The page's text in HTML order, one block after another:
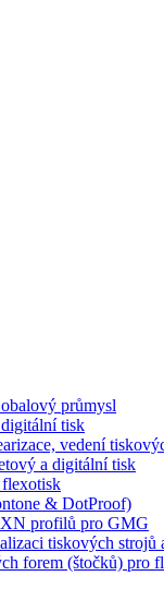
průmysl
tisk
vedení
a digitální tisk
& DotProof)
profilů pro GMG
tiskových strojů
forem (štočků) pro